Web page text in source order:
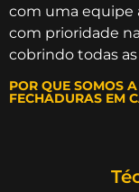
com uma equipe
com prioridade
cobrindo todas
POR QUE SOMOS
FECHADURAS EM